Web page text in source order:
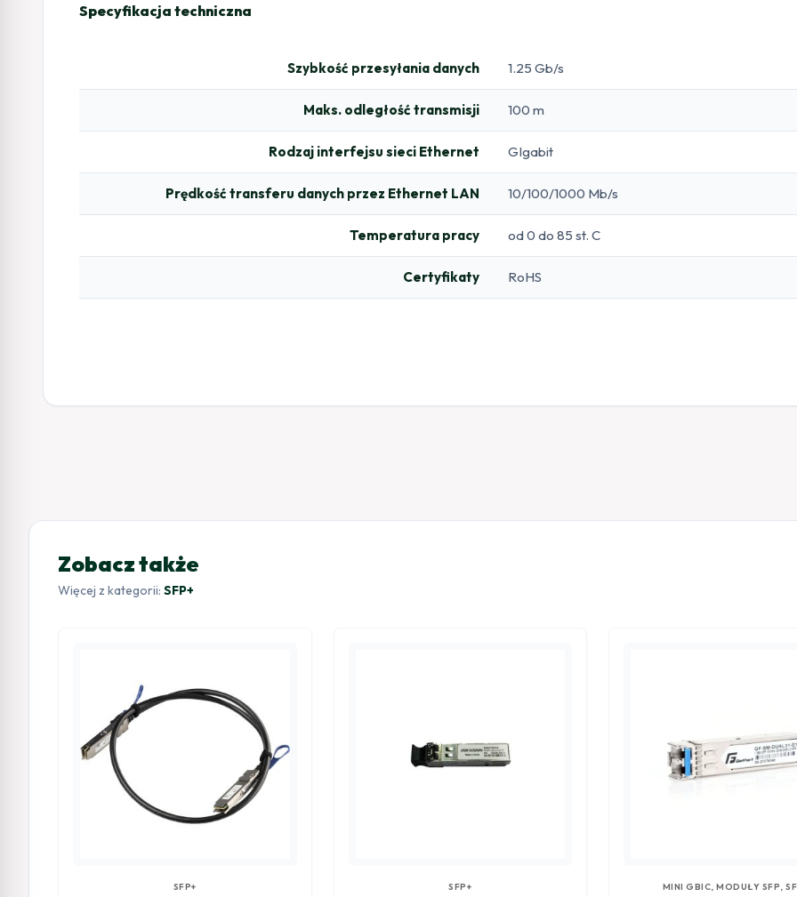
Specyfikacja techniczna
Szybkość przesyłania danych 1.25 Gb/s
Maks. odległość transmisji 100 m
Rodzaj interfejsu sieci Ethernet GIgabit
Prędkość transferu danych przez Ethernet LAN 10/100/1000 Mb/s
Temperatura pracy od 0 do 85 st. C
Certyfikaty RoHS
Zobacz także
Więcej z kategorii: SFP+
SFP+ SFP+ MINI GBIC, MODUŁY SFP,